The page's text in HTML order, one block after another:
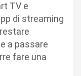
TV e
di streaming
a passare
fare una